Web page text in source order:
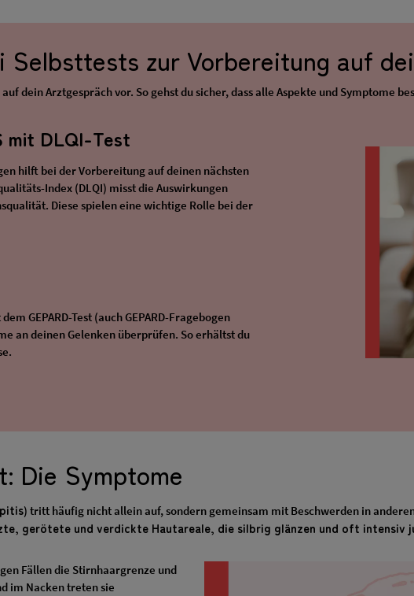
Selbsttests zur Vorbereitung auf
dein Arztgespräch vor. So gehst du sicher, dass alle Aspekte und Symptome
mit DLQI-Test
hilft bei der Vorbereitung auf deinen nächsten
Index (DLQI) misst die Auswirkungen
Diese spielen eine wichtige Rolle bei der
GEPARD-Test (auch GEPARD-Fragebogen
an deinen Gelenken überprüfen. So erhältst du
Die Symptome
) tritt häufig nicht allein auf, sondern gemeinsam mit Beschwerden in
gerötete und verdickte Hautareale, die silbrig glänzen und oft intensiv
Fällen die Stirnhaargrenze und
im Nacken treten sie